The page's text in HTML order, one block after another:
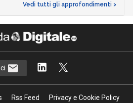
Vedi tutti gli approfondimenti >
Rss Feed
Privacy e Cookie Policy